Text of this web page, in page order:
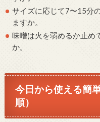
サイズに応じて7〜15分
ますか。
味噌は火を弱めるか止め
か。
今日から使える簡
順）